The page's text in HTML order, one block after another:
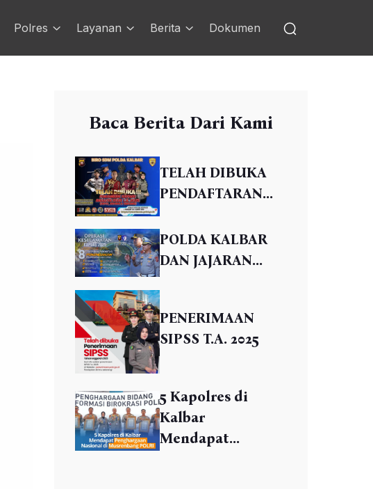
Polres Layanan Berita Dokumen
Baca Berita Dari Kami
TELAH DIBUKA
PENDAFTARAN...
POLDA KALBAR
DAN JAJARAN...
PENERIMAAN
SIPSS T.A. 2025
5 Kapolres di
Kalbar
Mendapat...